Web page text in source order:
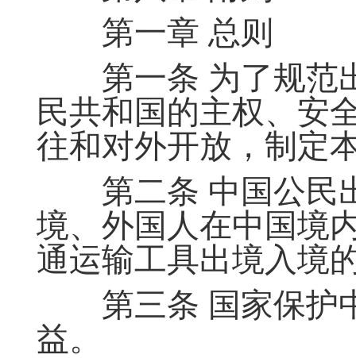
第一章 总则
第一条 为了规范
民共和国的主权、安
往和对外开放，制定
第二条 中国公民
境、外国人在中国境
通运输工具出境入境
第三条 国家保护
益。